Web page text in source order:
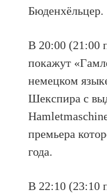
Бюденхёльцер.
В 20:00 (21:00
покажут
немецком
Шекспира с
премьера
года.
В 22:10 (23:10